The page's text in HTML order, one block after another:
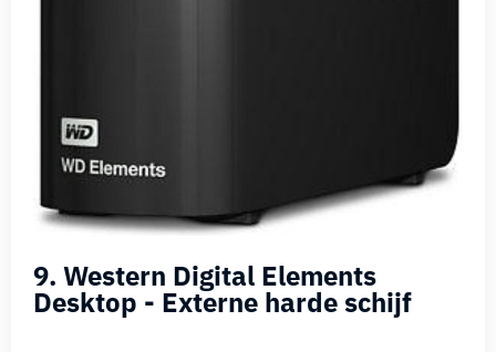
9. Western Digital Elements
Desktop - Externe harde schijf